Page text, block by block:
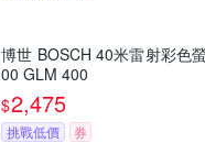
博世 BOSCH 40米雷射彩色
00 GLM 400
$2,475
挑戰低價 券